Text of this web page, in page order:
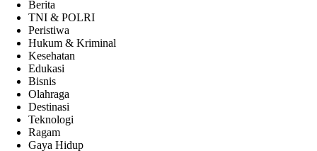
Berita
TNI & POLRI
Peristiwa
Hukum & Kriminal
Kesehatan
Edukasi
Bisnis
Olahraga
Destinasi
Teknologi
Ragam
Gaya Hidup